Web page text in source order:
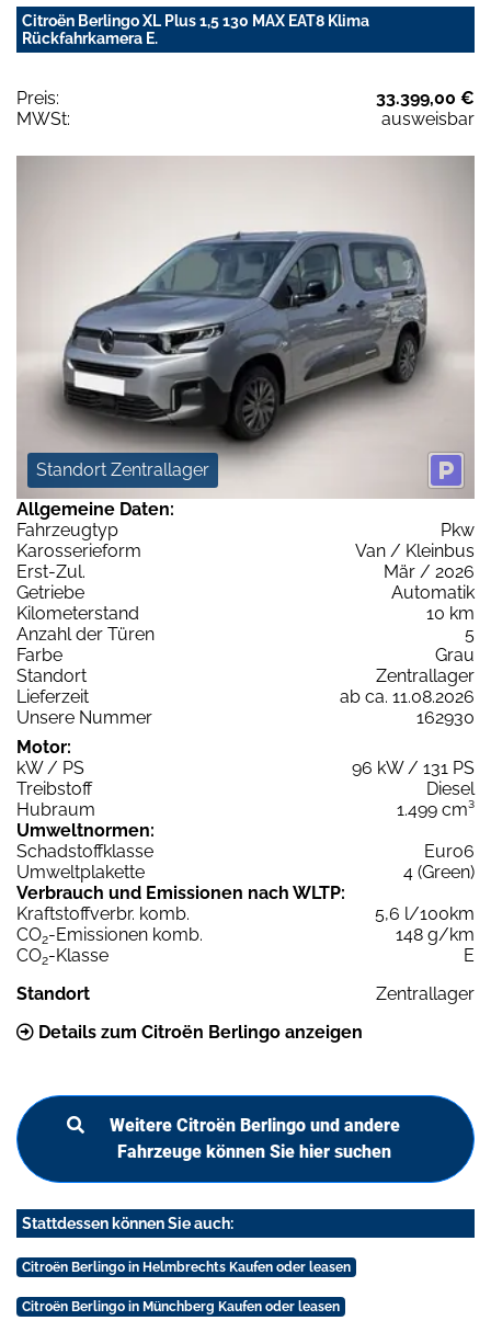
Citroën Berlingo XL Plus 1,5 130 MAX EAT8 Klima
Rückfahrkamera E.
Preis:
33.399,00 €
MWSt:
ausweisbar
Standort Zentrallager
Allgemeine Daten:
Fahrzeugtyp
Pkw
Karosserieform
Van / Kleinbus
Erst-Zul.
Mär / 2026
Getriebe
Automatik
Kilometerstand
10 km
Anzahl der Türen
5
Farbe
Grau
Standort
Zentrallager
Lieferzeit
ab ca. 11.08.2026
Unsere Nummer
162930
Motor:
kW / PS
96 kW / 131 PS
Treibstoff
Diesel
Hubraum
1.499 cm³
Umweltnormen:
Schadstoffklasse
Euro6
Umweltplakette
4 (Green)
Verbrauch und Emissionen nach WLTP:
Kraftstoffverbr. komb.
5,6 l/100km
CO2-Emissionen komb.
148 g/km
CO2-Klasse
E
Standort
Zentrallager
Details zum Citroën Berlingo anzeigen
Weitere Citroën Berlingo und andere
Fahrzeuge können Sie hier suchen
Stattdessen können Sie auch:
Citroën Berlingo in Helmbrechts Kaufen oder leasen
Citroën Berlingo in Münchberg Kaufen oder leasen